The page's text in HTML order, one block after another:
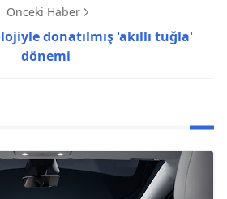
Önceki Haber
donatılmış 'akıllı tuğla'
dönemi